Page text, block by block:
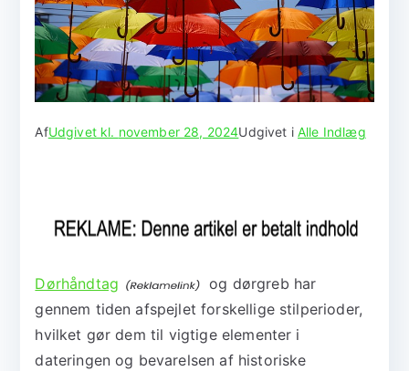
AfUdgivet kl. november 28, 2024Udgivet i Alle Indlæg
Dørhåndtag
og dørgreb har
gennem tiden afspejlet forskellige stilperioder,
hvilket gør dem til vigtige elementer i
dateringen og bevarelsen af historiske